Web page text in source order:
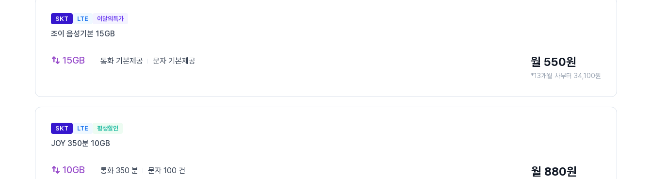
SKT LTE 이달의특가
조이 음성기본 15GB
15GB 통화 기본제공 문자 기본제공 월 550원
*13개월 차부터 34,100원
SKT LTE 평생할인
JOY 350분 10GB
10GB 통화 350 분 문자 100 건 월 880원